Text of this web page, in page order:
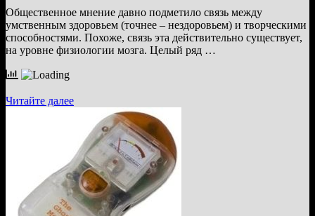
Общественное мнение давно подметило связь между
умственным здоровьем (точнее – нездоровьем) и творческими
способностями. Похоже, связь эта действительно существует,
на уровне физиологии мозга. Целый ряд …
Гений
Читайте далее